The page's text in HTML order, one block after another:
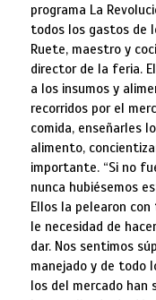
programa La
todos los gastos de
Ruete, maestro y
director de la feria.
a los insumos y
recorridos por el
comida, enseñarles
alimento,
importante. “Si no
nunca hubiésemos
Ellos la pelearon
le necesidad de
dar. Nos sentimos
manejado y de todo
los del mercado han